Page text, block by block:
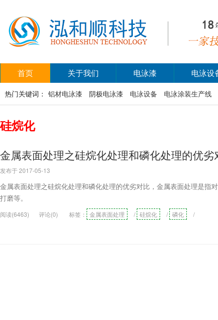
首页 关于我们 电泳漆 电泳设
热门关键词： 铝材电泳漆 阴极电泳漆 电泳设备 电泳涂装生产线
硅烷化
金属表面处理之硅烷化处理和磷化处理的优劣
发布于 2017-05-13
金属表面处理之硅烷化处理和磷化处理的优劣对比，金属表面处理是指
打磨等。
阅读(6463) 评论(0) 标签： 金属表面处理 / 硅烷化 / 磷化 /